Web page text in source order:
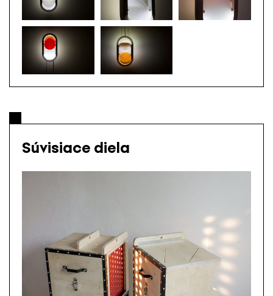
Súvisiace diela